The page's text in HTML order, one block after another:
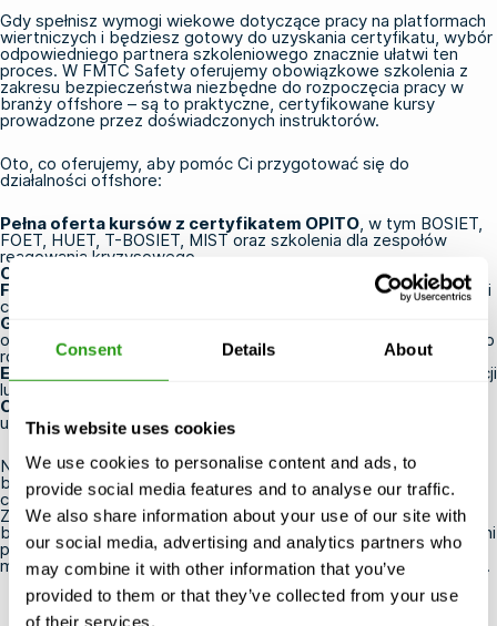
Consent Details About
This website uses cookies
We use cookies to personalise content and ads, to
provide social media features and to analyse our traffic.
We also share information about your use of our site with
our social media, advertising and analytics partners who
may combine it with other information that you’ve
provided to them or that they’ve collected from your use
of their services.
Gdy spełnisz wymogi wiekowe dotyczące pracy na platformach
wiertniczych i będziesz gotowy do uzyskania certyfikatu, wybór
odpowiedniego partnera szkoleniowego znacznie ułatwi ten
proces. W FMTC Safety oferujemy obowiązkowe szkolenia z
zakresu bezpieczeństwa niezbędne do rozpoczęcia pracy w
branży offshore – są to praktyczne, certyfikowane kursy
prowadzone przez doświadczonych instruktorów.
Oto, co oferujemy, aby pomóc Ci przygotować się do
działalności offshore:
Pełna oferta kursów z certyfikatem OPITO , w tym BOSIET
FOET HUET T-BOSIET , MIST oraz szkolenia dla zespołów
reagowania kryzysowego
Ośrodki szkoleniowe w Holandii, Stanach Zjednoczonych,
Francji, Belgii i Arabii Saudyjskiej , położone w pobliżu lotnisk i
centrów przemysłowych, co zapewnia łatwy dojazd
Gwarantujemy realizację kursu
on nawet przy jednym uczestniku, więc nie musisz odkładać jego
rozpoczęcia
Elastyczne planowanie zajęć z możliwością bezpłatnej anulacji
lub zmiany terminu do 24 godzin przed rozpoczęciem kursu
Certyfikaty wydawane bezpośrednio przez OPITO
uznawane przez operatorów na całym świecie
Niezależnie od tego, czy zapisujesz się na swój pierwszy kurs
bezpieczeństwa pracy na morzu, czy też odnawiasz posiadany
certyfikat, jesteśmy tu po to, aby ułatwić Ci to zadanie.
Zapoznaj się z naszą ofertą podstawowych kursów
bezpieczeństwa pracy na morzu OPITO , aby znaleźć odpowiedni
punkt wyjścia dla swojej kariery, lubskontaktuj się z nami, jeśli
masz pytania dotyczące tego, jakie szkolenie jest Ci potrzebne.